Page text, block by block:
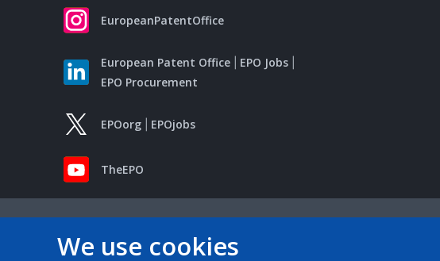
EuropeanPatentOffice
European Patent Office
EPO Jobs
EPO Procurement
EPOorg EPOjobs
TheEPO
We use cookies